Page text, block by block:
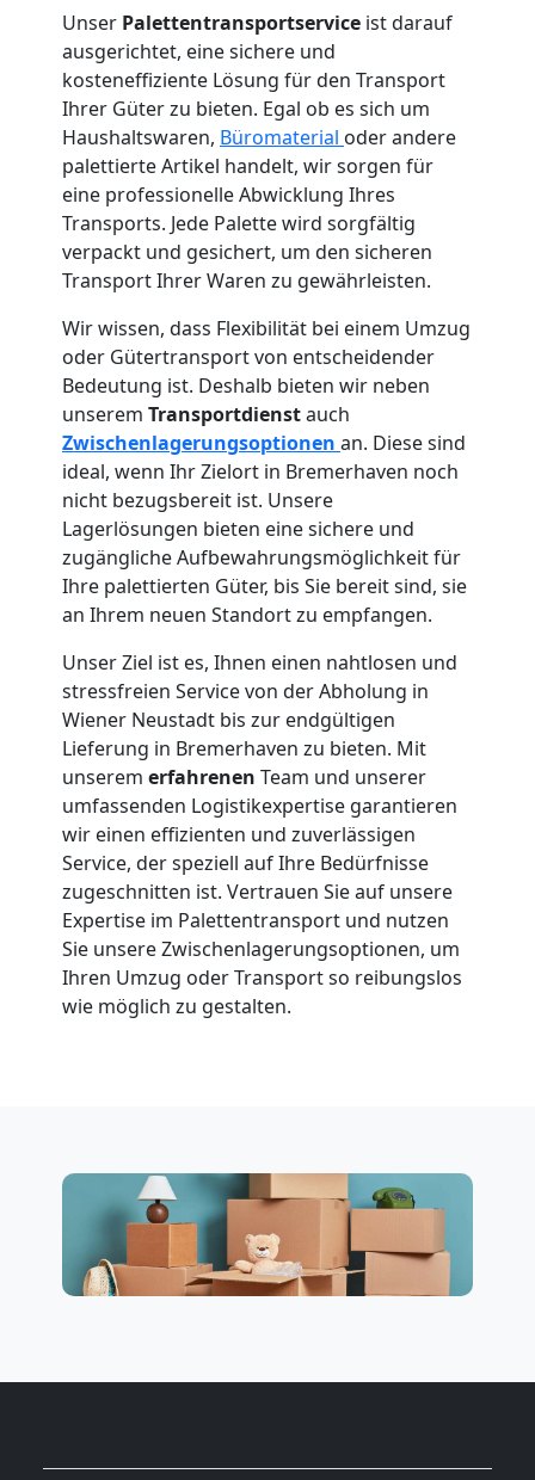
Unser Palettentransportservice ist darauf
ausgerichtet, eine sichere und
kosteneffiziente Lösung für den Transport
Ihrer Güter zu bieten. Egal ob es sich um
Haushaltswaren, Büromaterial oder andere
palettierte Artikel handelt, wir sorgen für
eine professionelle Abwicklung Ihres
Transports. Jede Palette wird sorgfältig
verpackt und gesichert, um den sicheren
Transport Ihrer Waren zu gewährleisten.
Wir wissen, dass Flexibilität bei einem Umzug
oder Gütertransport von entscheidender
Bedeutung ist. Deshalb bieten wir neben
unserem Transportdienstauch
Zwischenlagerungsoptionen an. Diese sind
ideal, wenn Ihr Zielort in Bremerhaven noch
nicht bezugsbereit ist. Unsere
Lagerlösungen bieten eine sichere und
zugängliche Aufbewahrungsmöglichkeit für
Ihre palettierten Güter, bis Sie bereit sind, sie
an Ihrem neuen Standort zu empfangen.
Unser Ziel ist es, Ihnen einen nahtlosen und
stressfreien Service von der Abholung in
Wiener Neustadt bis zur endgültigen
Lieferung in Bremerhaven zu bieten. Mit
unserem erfahrenen Team und unserer
umfassenden Logistikexpertise garantieren
wir einen effizienten und zuverlässigen
Service, der speziell auf Ihre Bedürfnisse
zugeschnitten ist. Vertrauen Sie auf unsere
Expertise im Palettentransport und nutzen
Sie unsere Zwischenlagerungsoptionen, um
Ihren Umzug oder Transport so reibungslos
wie möglich zu gestalten.
Neustadt
Qualitäts-
Umzüge
Wiener
Neustadt
Vereinsumzug
Wiener
Neustadt
Anfrage
Möbeltransport
National
Möbeltransport
International
Beiladung
International
Internationaler